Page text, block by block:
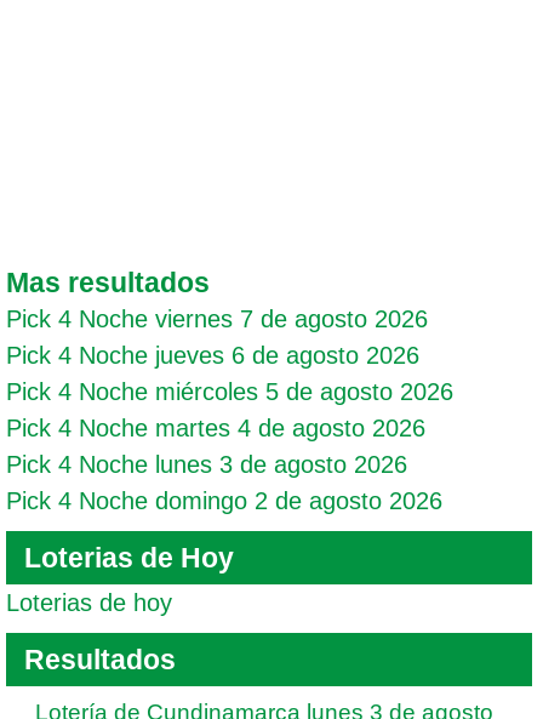
Mas resultados
Pick 4 Noche viernes 7 de agosto 2026
Pick 4 Noche jueves 6 de agosto 2026
Pick 4 Noche miércoles 5 de agosto 2026
Pick 4 Noche martes 4 de agosto 2026
Pick 4 Noche lunes 3 de agosto 2026
Pick 4 Noche domingo 2 de agosto 2026
Loterias de Hoy
Loterias de hoy
Resultados
Lotería de Cundinamarca lunes 3 de agosto